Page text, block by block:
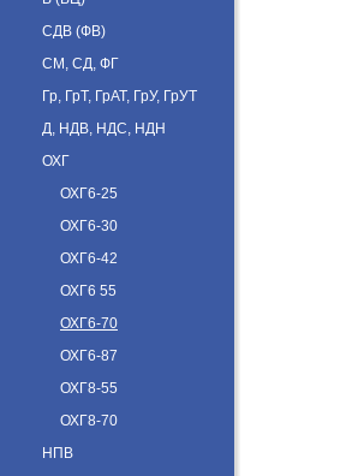
СДВ (ФВ)
СМ, СД, ФГ
Гр, ГрТ, ГрАТ, ГрУ, ГрУТ
Д, НДВ, НДС, НДН
ОХГ
ОХГ6-25
ОХГ6-30
ОХГ6-42
ОХГ6 55
ОХГ6-70
ОХГ6-87
ОХГ8-55
ОХГ8-70
НПВ